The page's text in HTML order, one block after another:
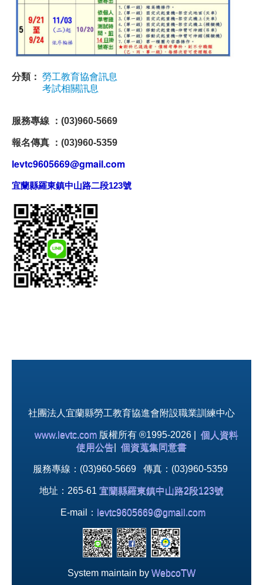
分類： 勞工教育協會訊息
考試相關訊息
服務專線 ：(03)960-5669
報名傳真 ：(03)960-5359
levtc9605669@gmail.com
宜蘭縣羅東鎮中山路二段123號
社團法人宜蘭縣勞工教育協進會附設職業訓練中心
www.levtc.com 版權所有 ®1995-2026 | 個人資料
使用公告
個資蒐集同意書
服務專線：(03)960-5669 傳真：(03)960-5359
地址：265-61 宜蘭縣羅東鎮中山路2段123號
E-mail： levtc9605669@gmail.com
System maintain by WebcoTW